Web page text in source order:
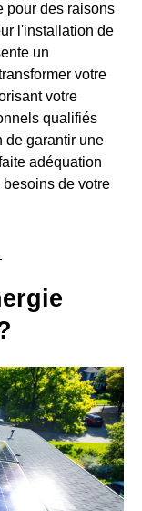
pour des raisons
l'installation de
un
votre
votre
qualifiés
de garantir une
adéquation
de votre